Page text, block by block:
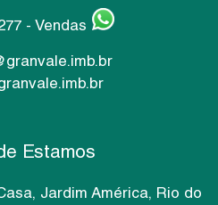
- Vendas
Estamos
, Jardim América, Rio do